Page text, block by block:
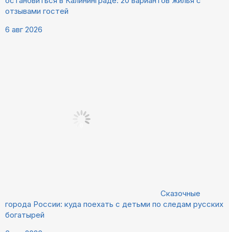
отзывами гостей
6 авг 2026
Сказочные
города России: куда поехать с детьми по следам русских
богатырей